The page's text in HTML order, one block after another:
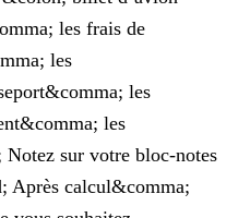
les frais de
les
les
les
sur votre bloc-notes
Après calcul&comma;